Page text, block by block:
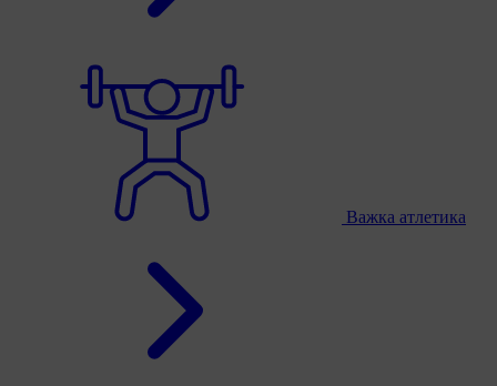
Важка атлетика